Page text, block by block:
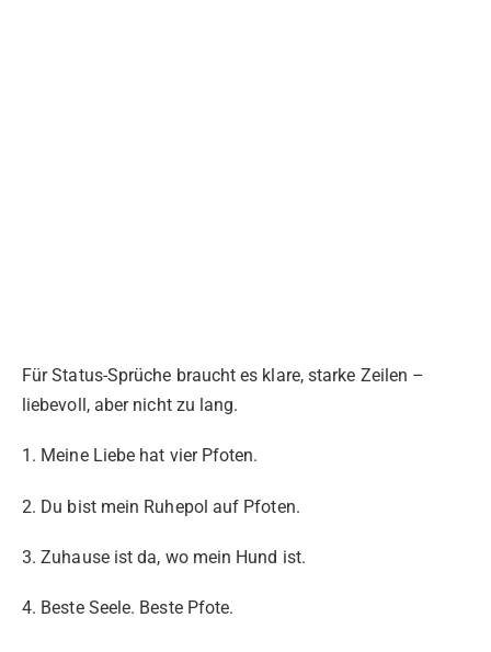
Für Status-Sprüche braucht es klare, starke Zeilen –
liebevoll, aber nicht zu lang.
1. Meine Liebe hat vier Pfoten.
2. Du bist mein Ruhepol auf Pfoten.
3. Zuhause ist da, wo mein Hund ist.
4. Beste Seele. Beste Pfote.